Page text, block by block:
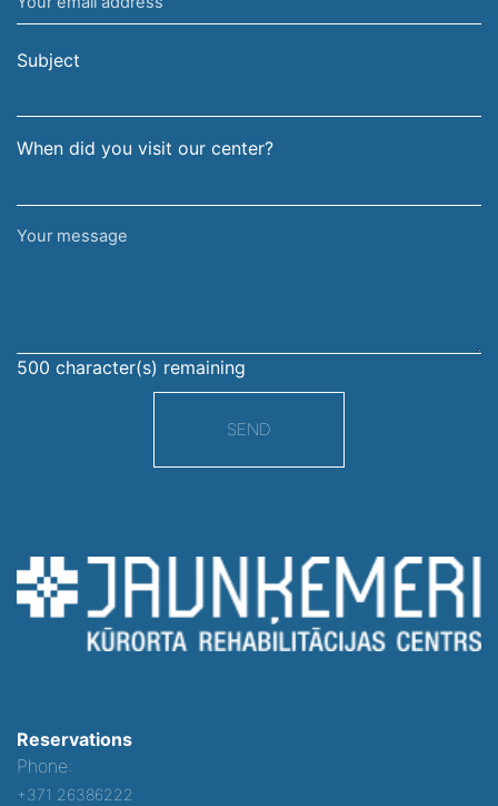
surname
email
address
Subject
When did you visit our center?
Your
500 character(s) remaining
SEND
Reservations
Phone:
+371 26386222